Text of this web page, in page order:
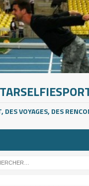
DES VOYAGES, DES